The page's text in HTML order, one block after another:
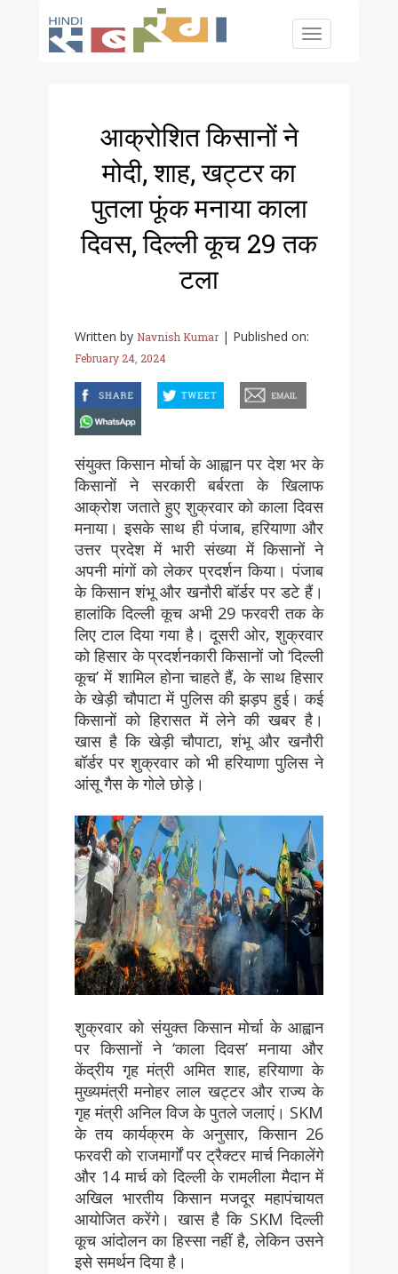
Toggle
आक्रोशित किसानों ने
मोदी, शाह, खट्टर का
पुतला फूंक मनाया काला
दिवस, दिल्ली कूच 29 तक
टला
Written by Navnish Kumar | Published on:
February 24, 2024
संयुक्त किसान मोर्चा के आह्वान पर देश भर के
किसानों ने सरकारी बर्बरता के खिलाफ
आक्रोश जताते हुए शुक्रवार को काला दिवस
मनाया। इसके साथ ही पंजाब, हरियाणा और
उत्तर प्रदेश में भारी संख्या में किसानों ने
अपनी मांगों को लेकर प्रदर्शन किया। पंजाब
के किसान शंभू और खनौरी बॉर्डर पर डटे हैं।
हालांकि दिल्ली कूच अभी 29 फरवरी तक के
लिए टाल दिया गया है। दूसरी ओर, शुक्रवार
को हिसार के प्रदर्शनकारी किसानों जो ‘दिल्ली
कूच’ में शामिल होना चाहते हैं, के साथ हिसार
के खेड़ी चौपाटा में पुलिस की झड़प हुई। कई
किसानों को हिरासत में लेने की खबर है।
खास है कि खेड़ी चौपाटा, शंभू और खनौरी
बॉर्डर पर शुक्रवार को भी हरियाणा पुलिस ने
आंसू गैस के गोले छोड़े।
शुक्रवार को संयुक्त किसान मोर्चा के आह्वान
पर किसानों ने ‘काला दिवस’ मनाया और
केंद्रीय गृह मंत्री अमित शाह, हरियाणा के
मुख्यमंत्री मनोहर लाल खट्टर और राज्य के
गृह मंत्री अनिल विज के पुतले जलाएं। SKM
के तय कार्यक्रम के अनुसार, किसान 26
फरवरी को राजमार्गों पर ट्रैक्टर मार्च निकालेंगे
और 14 मार्च को दिल्ली के रामलीला मैदान में
अखिल भारतीय किसान मजदूर महापंचायत
आयोजित करेंगे। खास है कि SKM दिल्ली
कूच आंदोलन का हिस्सा नहीं है, लेकिन उसने
इसे समर्थन दिया है।